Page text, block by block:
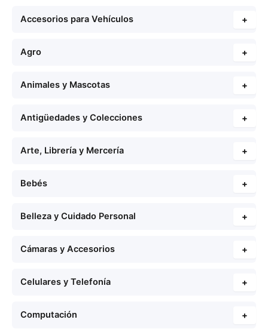
Accesorios para Vehículos +
Agro +
Animales y Mascotas +
Antigüedades y Colecciones +
Arte, Librería y Mercería +
Bebés +
Belleza y Cuidado Personal +
Cámaras y Accesorios +
Celulares y Telefonía +
Computación +